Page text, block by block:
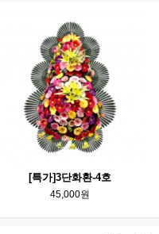
[특가]3단화환-4호
45,000원